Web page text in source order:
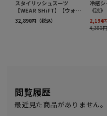
閲覧履歴
最近見た商品がありません。